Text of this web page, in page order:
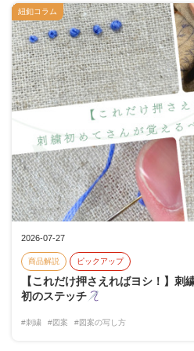
2026-07-27
商品解説 ピックアップ
【これだけ押さえればヨシ！】刺
初のステッチ
#刺繍 #図案 #図案の写し方
紐釦コラム